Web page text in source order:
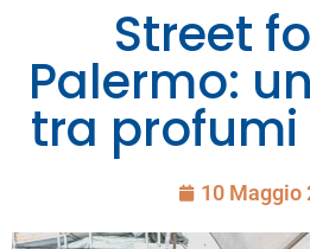
Street
Palermo:
tra profumi
10 Maggio